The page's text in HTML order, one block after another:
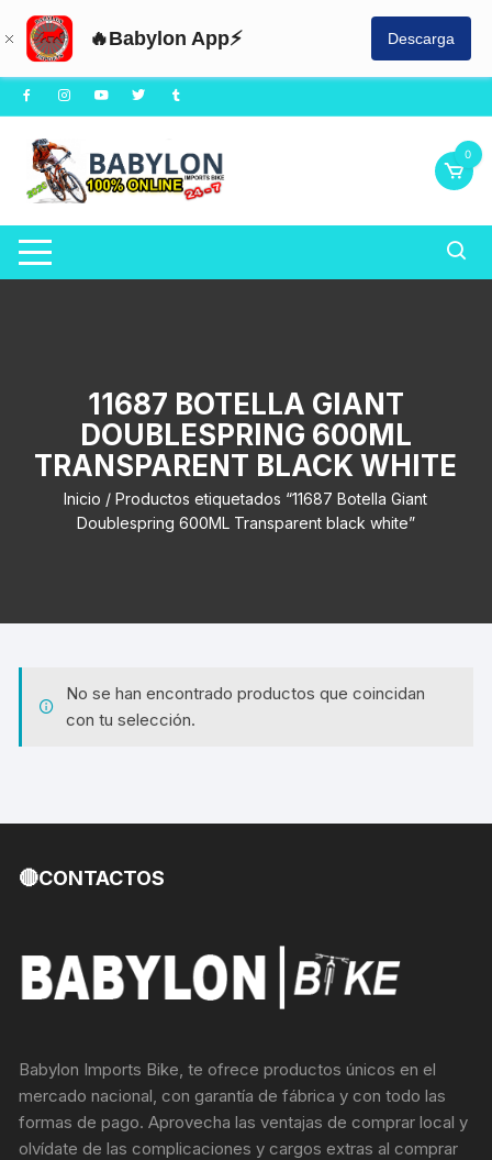
🔥Babylon App⚡ Descarga
Saltar
al
contenido
0
11687 BOTELLA GIANT
DOUBLESPRING 600ML
TRANSPARENT BLACK WHITE
Inicio / Productos etiquetados “11687 Botella Giant
Doublespring 600ML Transparent black white”
No se han encontrado productos que coincidan
con tu selección.
🔴CONTACTOS
Babylon Imports Bike, te ofrece productos únicos en el
mercado nacional, con garantía de fábrica y con todo las
formas de pago. Aprovecha las ventajas de comprar local y
olvídate de las complicaciones y cargos extras al comprar